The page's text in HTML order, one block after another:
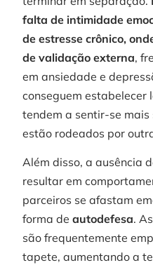
falta de intimidade
de estresse crônico,
de validação externa,
em ansiedade e
conseguem estabelecer
tendem a sentir-se mais
estão rodeados por
Além disso, a ausência
resultar em
parceiros se afastam
forma deautodefesa.
são frequentemente
tapete, aumentando a